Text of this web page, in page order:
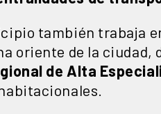
también trabaja
oriente de la
de Alta